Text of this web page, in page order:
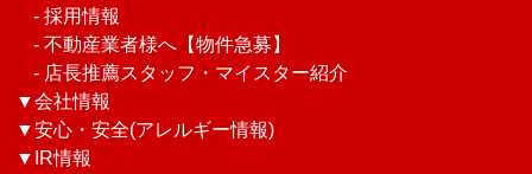
-採用情報
-不動産業者様へ【物件急募】
- 店長推薦スタッフ・マイスター紹介
▼会社情報
▼安心・安全(アレルギー情報)
▼ IR情報